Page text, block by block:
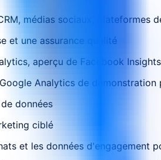
médias sociaux, plateformes
et une assurance qualité
aperçu de Facebook Insights
Analytics de
données
ciblé
et les données d'engagement